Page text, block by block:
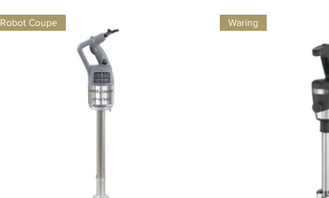
Robot Coupe Waring